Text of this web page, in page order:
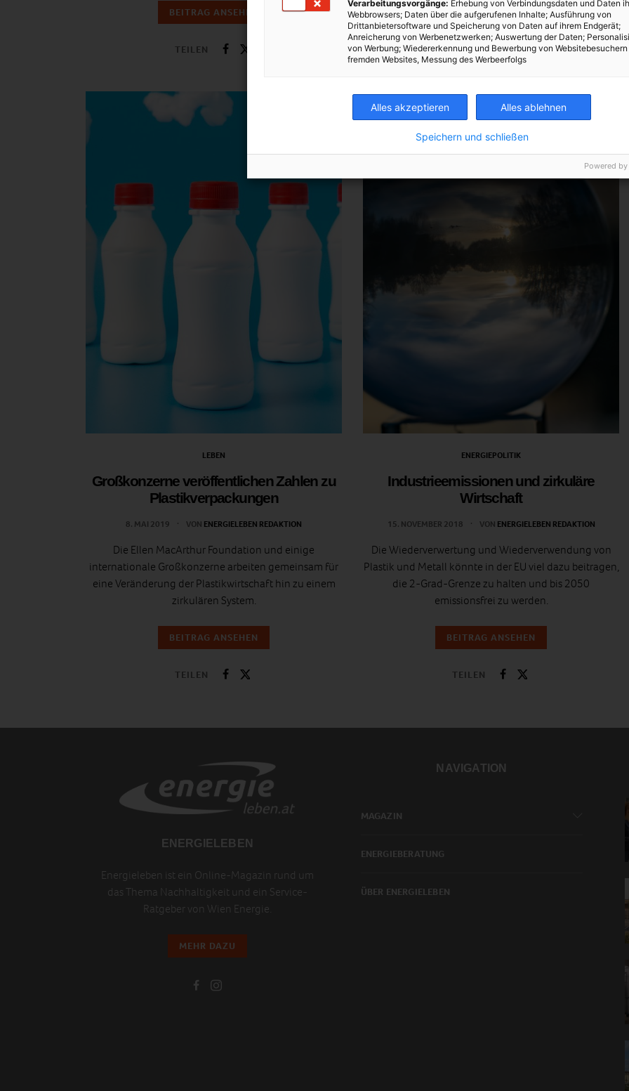
BEITRAG ANSEHEN
TEILEN
LEBEN
Großkonzerne veröffentlichen Zahlen zu
Plastikverpackungen
8. MAI 2019 VON ENERGIELEBEN REDAKTION
Die Ellen MacArthur Foundation und einige
internationale Großkonzerne arbeiten gemeinsam für
eine Veränderung der Plastikwirtschaft hin zu einem
zirkulären System.
BEITRAG ANSEHEN
TEILEN
BEITRAG ANSEHEN
TEILEN
ENERGIEPOLITIK
Industrieemissionen und zirkuläre
Wirtschaft
15. NOVEMBER 2018 VON ENERGIELEBEN REDAKTION
Die Wiederverwertung und Wiederverwendung von
Plastik und Metall könnte in der EU viel dazu beitragen,
die 2-Grad-Grenze zu halten und bis 2050
emissionsfrei zu werden.
BEITRAG ANSEHEN
TEILEN
ENERGIELEBEN
Energieleben ist ein Online-Magazin rund um
das Thema Nachhaltigkeit und ein Service-
Ratgeber von Wien Energie.
MEHR DAZU
NAVIGATION
MAGAZIN
ENERGIEBERATUNG
ÜBER ENERGIELEBEN
Verarbeitungsvorgänge: Erhebung von Verbindungsdaten und Daten
Webbrowsers; Daten über die aufgerufenen Inhalte; Ausführung von
Drittanbietersoftware und Speicherung von Daten auf ihrem Endgerät;
Anreicherung von Werbenetzwerken; Auswertung der Daten;
von Werbung; Wiedererkennung und Bewerbung von
fremden Websites, Messung des Werbeerfolgs
Alles akzeptieren Alles ablehnen
Speichern und schließen
Powered by